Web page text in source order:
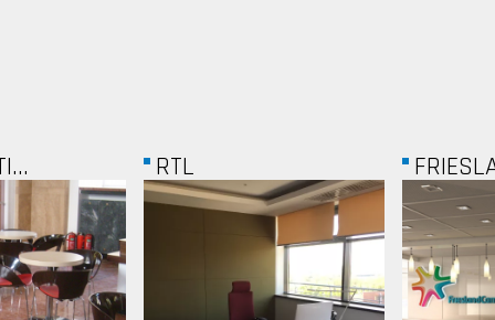
FRIESLAND...